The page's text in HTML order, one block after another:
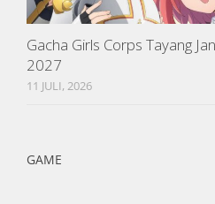
Gacha Girls Corps Tayang
2027
11 JULI, 2026
GAME